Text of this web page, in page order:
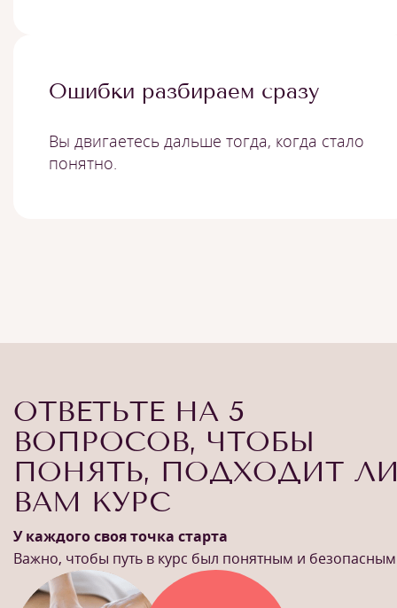
Ошибки разбираем сразу
Вы двигаетесь дальше тогда, когда стало
понятно.
ОТВЕТЬТЕ НА 5
ВОПРОСОВ, ЧТОБЫ
ПОНЯТЬ, ПОДХОДИТ
ВАМ КУРС
У каждого своя точка старта
Важно, чтобы путь в курс был понятным и безопасным